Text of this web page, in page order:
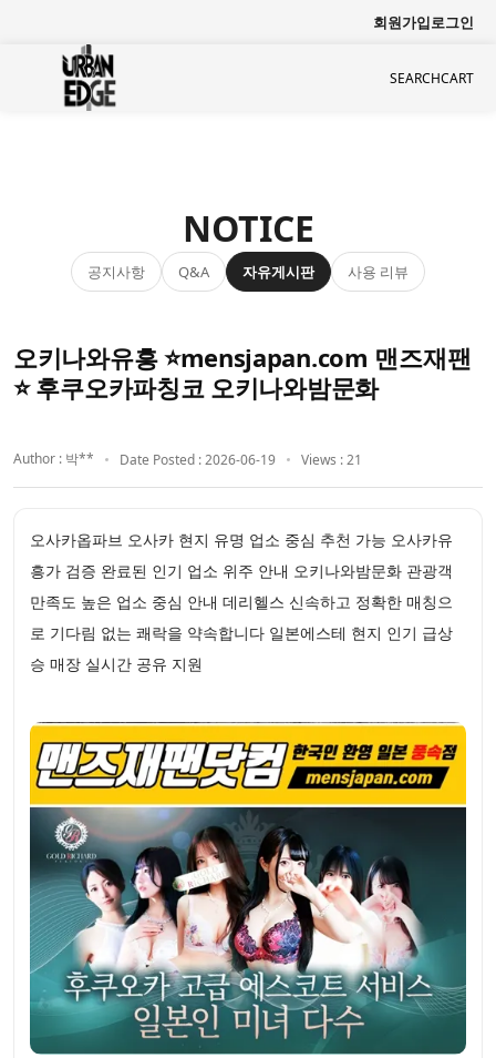
회원가입로그인
SEARCHCART
NOTICE
공지사항 Q&A 자유게시판 사용 리뷰
오키나와유흥 ⭐mensjapan.com 맨즈재팬
⭐ 후쿠오카파칭코 오키나와밤문화
Author : 박** Date Posted : 2026-06-19 Views : 21
오사카옵파브 오사카 현지 유명 업소 중심 추천 가능 오사카유
흥가 검증 완료된 인기 업소 위주 안내 오키나와밤문화 관광객
만족도 높은 업소 중심 안내 데리헬스 신속하고 정확한 매칭으
로 기다림 없는 쾌락을 약속합니다 일본에스테 현지 인기 급상
승 매장 실시간 공유 지원